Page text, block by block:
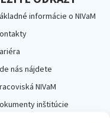
informácie o NIVaM
nás nájdete
NIVaM
inštitúcie